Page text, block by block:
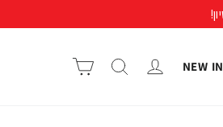
NEW IN התחבר/י חיפוש